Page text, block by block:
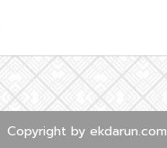
Copyright by ekdarun.com